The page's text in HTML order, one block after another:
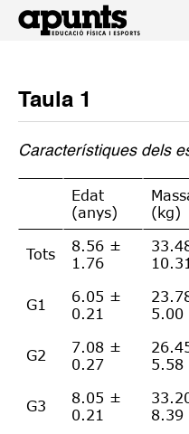
Taula 1
Característiques dels
Edat
(anys)
(kg)
Tots
8.56 ±
1.76
10.31
G1
6.05 ±
0.21
5.00
G2
7.08 ±
0.27
5.58
G3
8.05 ±
0.21
8.39